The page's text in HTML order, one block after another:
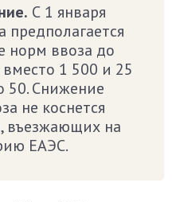
С 1 января
предполагается
норм ввоза до
1 500 и 25
50. Снижение
не коснется
въезжающих на
ЕАЭС.